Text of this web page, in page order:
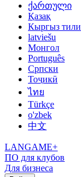
ქართული
Қазақ
Кыргыз тили
latviešu
Монгол
Português
Српски
Тоҷикӣ
ไทย
Türkçe
o'zbek
中文
LANGAME+
ПО для клубов
Для бизнеса